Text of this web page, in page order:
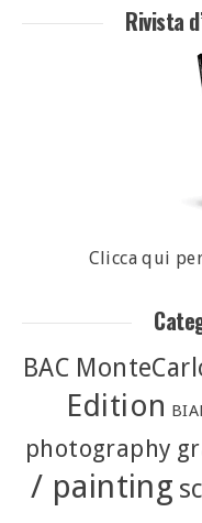
Rivista
Clicca qui
BAC
Edition
photography
/ painting